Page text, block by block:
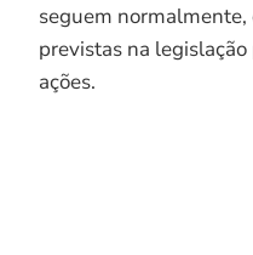
seguem
previstas na
ações.